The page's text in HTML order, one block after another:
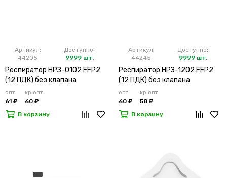
Артикул:
44205
Доступно:
9999 шт.
Респиратор НРЗ-0102 FFP2
(12 ПДК) без клапана
(х10х500)
опт
61 ₽
кр.опт
60 ₽
В корзину
Артикул:
44245
Доступно:
9999 шт.
Респиратор НРЗ-1202 FFP2
(12 ПДК) без клапана
(х20х500)
опт
60 ₽
кр.опт
58 ₽
В корзину